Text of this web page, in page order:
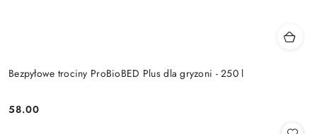
Bezpyłowe trociny ProBioBED Plus dla gryzoni - 250 l
Cena:
58.00